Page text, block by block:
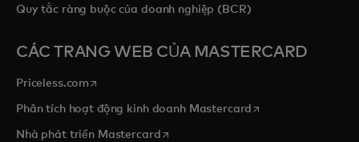
Quy tắc ràng buộc của doanh nghiệp (BCR)
CÁC TRANG WEB CỦA MASTERCARD
Priceless.com opens in a new tab
Phân tích hoạt động kinh doanh Mastercard opens in a new tab
Nhà phát triển Mastercardopens in a new tab